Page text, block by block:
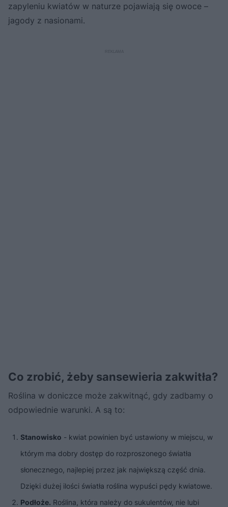
zapyleniu kwiatów w naturze pojawiają się owoce –
jagody z nasionami.
Co zrobić, żeby sansewieria zakwitła?
Roślina w doniczce może zakwitnąć, gdy zadbamy o
odpowiednie warunki. A są to:
Stanowisko - kwiat powinien być ustawiony w miejscu, w
którym ma dobry dostęp do rozproszonego światła
słonecznego, najlepiej przez jak największą część dnia.
Dzięki dużej ilości światła roślina wypuści pędy kwiatowe.
Podłoże. Roślina, która należy do sukulentów, nie lubi